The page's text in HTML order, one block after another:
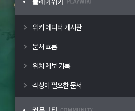
위키 에디터 게시판
문서 흐름
위치 제보 기록
작성이 필요한 문서